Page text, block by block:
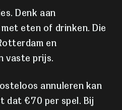
Denk aan
eten of drinken. Die
en
vaste prijs.
annuleren kan
dat €70 per spel. Bij